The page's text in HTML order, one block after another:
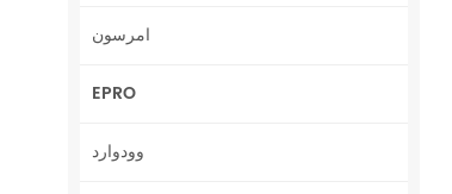
امرسون
EPRO
وودوارد